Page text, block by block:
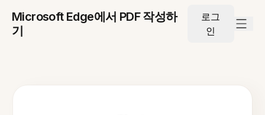
Microsoft Edge에서 PDF 작성하
기
로그
인